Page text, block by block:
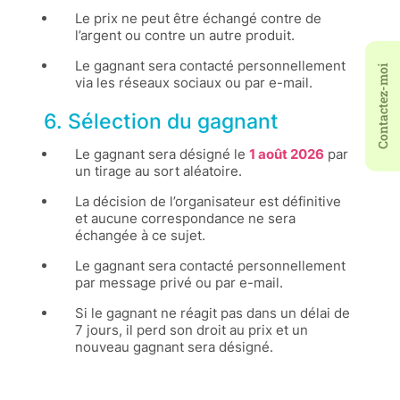
Le prix ne peut être échangé contre de
l’argent ou contre un autre produit.
Le gagnant sera contacté personnellement
via les réseaux sociaux ou par e-mail.
6. Sélection du gagnant
Le gagnant sera désigné le 1 août 2026 par
un tirage au sort aléatoire.
La décision de l’organisateur est définitive
et aucune correspondance ne sera
échangée à ce sujet.
Le gagnant sera contacté personnellement
par message privé ou par e-mail.
Si le gagnant ne réagit pas dans un délai de
7 jours, il perd son droit au prix et un
nouveau gagnant sera désigné.
Contactez-moi